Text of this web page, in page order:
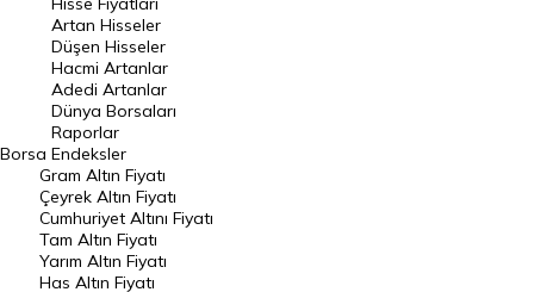
En Çok Düşen Hisseler
Hacmi Artanlar
Geçmiş Kapanışlar
Dünya Borsaları
Raporlar
Endeksler
DÖVİZ
Borsa
Artan Hisseler
Düşen Hisseler
Hacmi Artanlar
Adedi Artanlar
Dünya Borsaları
Raporlar
Endeksler
Gram Altın Fiyatı
Çeyrek Altın Fiyatı
Cumhuriyet Altını Fiyatı
Tam Altın Fiyatı
Yarım Altın Fiyatı
Has Altın Fiyatı